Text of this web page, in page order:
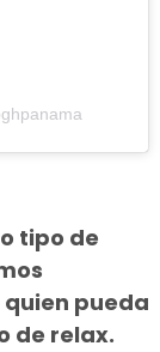
tipo de
pueda
de relax.